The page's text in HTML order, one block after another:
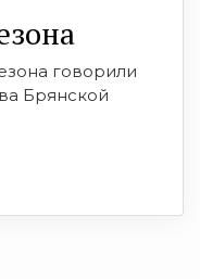
говорили
Брянской